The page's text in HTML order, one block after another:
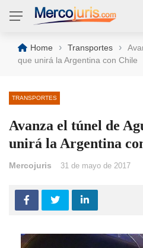
Home › Transportes ›
que unirá la Argentina con Chile
TRANSPORTES
Avanza el túnel de
unirá la Argentina
Mercojuris 31 de mayo de 2017